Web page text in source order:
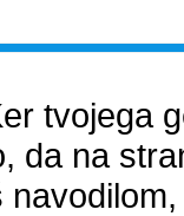
tvojega
da na